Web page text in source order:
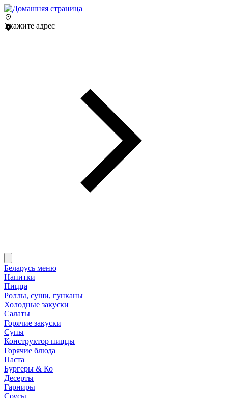
Укажите адрес
Беларусь меню
Напитки
Пицца
Роллы, суши, гунканы
Холодные закуски
Салаты
Горячие закуски
Супы
Конструктор пиццы
Горячие блюда
Паста
Бургеры & Ко
Десерты
Гарниры
Соусы